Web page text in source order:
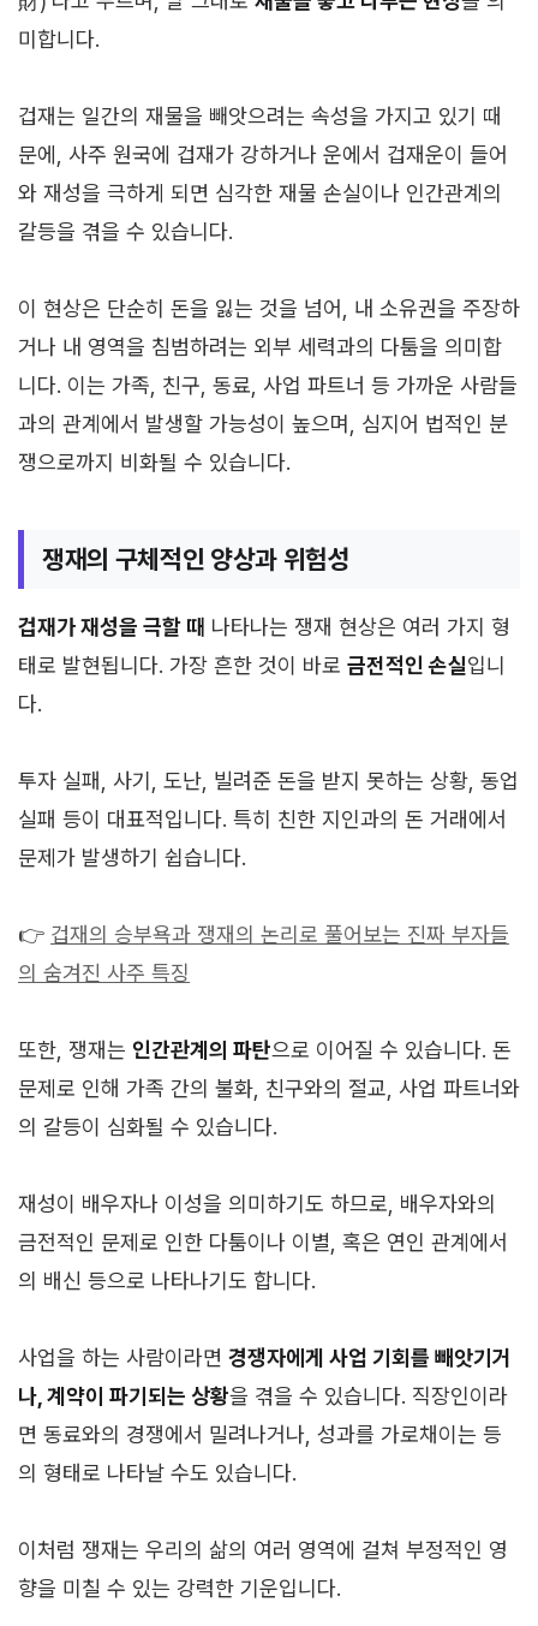
미합니다.
겁재는 일간의 재물을 빼앗으려는 속성을 가지고 있기 때
문에, 사주 원국에 겁재가 강하거나 운에서 겁재운이 들어
와 재성을 극하게 되면 심각한 재물 손실이나 인간관계의
갈등을 겪을 수 있습니다.
이 현상은 단순히 돈을 잃는 것을 넘어, 내 소유권을 주장하
거나 내 영역을 침범하려는 외부 세력과의 다툼을 의미합
니다. 이는 가족, 친구, 동료, 사업 파트너 등 가까운 사람들
과의 관계에서 발생할 가능성이 높으며, 심지어 법적인 분
쟁으로까지 비화될 수 있습니다.
쟁재의 구체적인 양상과 위험성
겁재가 재성을 극할 때 나타나는 쟁재 현상은 여러 가지 형
태로 발현됩니다. 가장 흔한 것이 바로 금전적인 손실입니
다.
투자 실패, 사기, 도난, 빌려준 돈을 받지 못하는 상황, 동업
실패 등이 대표적입니다. 특히 친한 지인과의 돈 거래에서
문제가 발생하기 쉽습니다.
👉 겁재의 승부욕과 쟁재의 논리로 풀어보는 진짜 부자들
의 숨겨진 사주 특징
또한, 쟁재는 인간관계의 파탄으로 이어질 수 있습니다. 돈
문제로 인해 가족 간의 불화, 친구와의 절교, 사업 파트너와
의 갈등이 심화될 수 있습니다.
재성이 배우자나 이성을 의미하기도 하므로, 배우자와의
금전적인 문제로 인한 다툼이나 이별, 혹은 연인 관계에서
의 배신 등으로 나타나기도 합니다.
사업을 하는 사람이라면 경쟁자에게 사업 기회를 빼앗기거
나, 계약이 파기되는 상황을 겪을 수 있습니다. 직장인이라
면 동료와의 경쟁에서 밀려나거나, 성과를 가로채이는 등
의 형태로 나타날 수도 있습니다.
이처럼 쟁재는 우리의 삶의 여러 영역에 걸쳐 부정적인 영
향을 미칠 수 있는 강력한 기운입니다.